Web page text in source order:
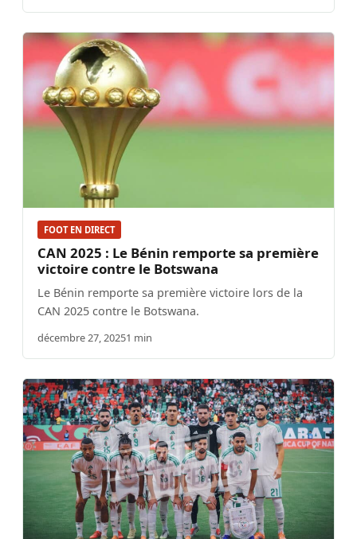
FOOT EN DIRECT
CAN 2025 : Le Bénin remporte sa première
victoire contre le Botswana
Le Bénin remporte sa première victoire lors de la
CAN 2025 contre le Botswana.
décembre 27, 20251 min